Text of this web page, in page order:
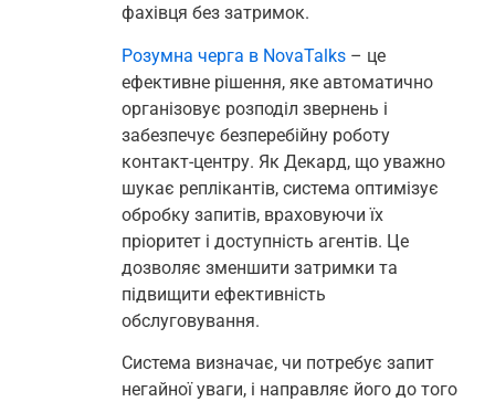
фахівця без затримок.
Розумна черга в NovaTalks – це
ефективне рішення, яке автоматично
організовує розподіл звернень і
забезпечує безперебійну роботу
контакт-центру. Як Декард, що уважно
шукає реплікантів, система оптимізує
обробку запитів, враховуючи їх
пріоритет і доступність агентів. Це
дозволяє зменшити затримки та
підвищити ефективність
обслуговування.
Система визначає, чи потребує запит
негайної уваги, і направляє його до того